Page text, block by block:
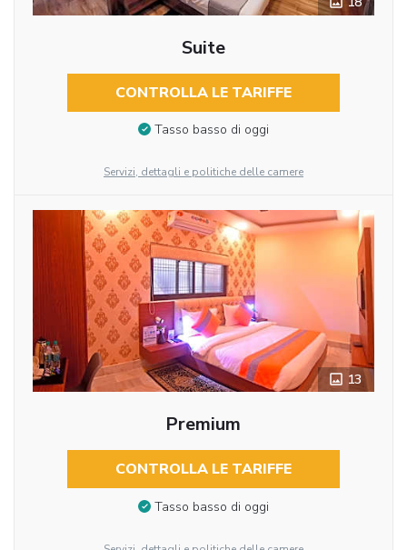
Suite
CONTROLLA LE TARIFFE
Tasso basso di oggi
Servizi, dettagli e politiche delle camere
13
Premium
CONTROLLA LE TARIFFE
Tasso basso di oggi